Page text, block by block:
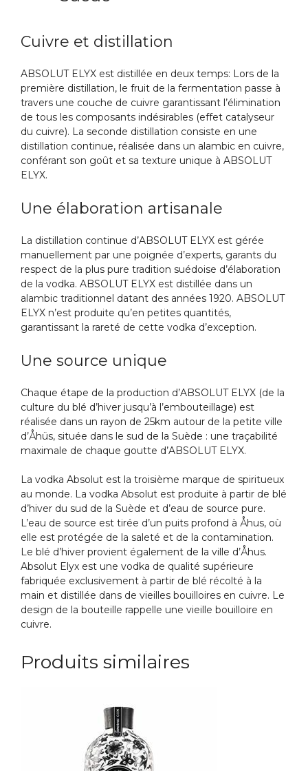
Cuivre et distillation
ABSOLUT ELYX est distillée en deux temps: Lors de la
première distillation, le fruit de la fermentation passe à
travers une couche de cuivre garantissant l’élimination
de tous les composants indésirables (effet catalyseur
du cuivre). La seconde distillation consiste en une
distillation continue, réalisée dans un alambic en cuivre,
conférant son goût et sa texture unique à ABSOLUT
ELYX.
Une élaboration artisanale
La distillation continue d’ABSOLUT ELYX est gérée
manuellement par une poignée d’experts, garants du
respect de la plus pure tradition suédoise d’élaboration
de la vodka. ABSOLUT ELYX est distillée dans un
alambic traditionnel datant des années 1920. ABSOLUT
ELYX n’est produite qu’en petites quantités,
garantissant la rareté de cette vodka d’exception.
Une source unique
Chaque étape de la production d’ABSOLUT ELYX (de la
culture du blé d’hiver jusqu’à l’embouteillage) est
réalisée dans un rayon de 25km autour de la petite ville
d’Åhüs, située dans le sud de la Suède : une traçabilité
maximale de chaque goutte d’ABSOLUT ELYX.
La vodka Absolut est la troisième marque de spiritueux
au monde. La vodka Absolut est produite à partir de blé
d’hiver du sud de la Suède et d’eau de source pure.
L’eau de source est tirée d’un puits profond à Åhus, où
elle est protégée de la saleté et de la contamination.
Le blé d’hiver provient également de la ville d’Åhus.
Absolut Elyx est une vodka de qualité supérieure
fabriquée exclusivement à partir de blé récolté à la
main et distillée dans de vieilles bouilloires en cuivre. Le
design de la bouteille rappelle une vieille bouilloire en
cuivre.
Produits similaires